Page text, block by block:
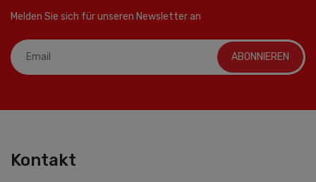
Melden Sie sich für unseren Newsletter an
ABONNIEREN
Kontakt